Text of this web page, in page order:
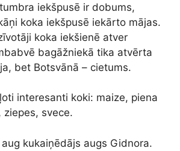
iekšpusē ir dobums,
koka iekšpusē iekārto mājas.
koka iekšienē atver
bagāžniekā tika atvērta
bet Botsvānā – cietums.
interesanti koki: maize, piena
svece.
kukaiņēdājs augs Gidnora.